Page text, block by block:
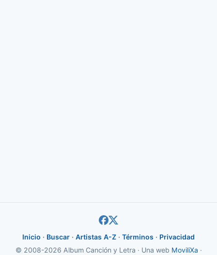
Inicio · Buscar · Artistas A-Z · Términos · Privacidad
© 2008-2026 Album Canción y Letra · Una web MoviliXa ·